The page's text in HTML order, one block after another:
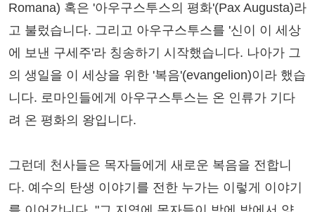
Romana) 혹은 '아우구스투스의 평화'(Pax Augusta)라
고 불렀습니다. 그리고 아우구스투스를 '신이 이 세상
에 보낸 구세주'라 칭송하기 시작했습니다. 나아가 그
의 생일을 이 세상을 위한 '복음'(evangelion)이라 했습
니다. 로마인들에게 아우구스투스는 온 인류가 기다
려 온 평화의 왕입니다.
그런데 천사들은 목자들에게 새로운 복음을 전합니
다. 예수의 탄생 이야기를 전한 누가는 이렇게 이야기